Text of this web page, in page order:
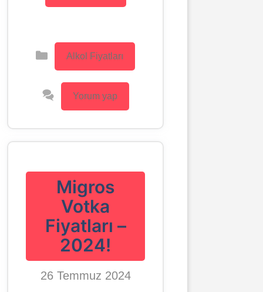
Alkol Fiyatları
Yorum yap
Migros
Votka
Fiyatları –
2024!
26 Temmuz 2024